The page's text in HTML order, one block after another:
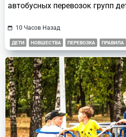
автобусных перевозок групп
10 Часов Назад
ДЕТИ НОВШЕСТВА ПЕРЕВОЗКА ПРАВИЛА